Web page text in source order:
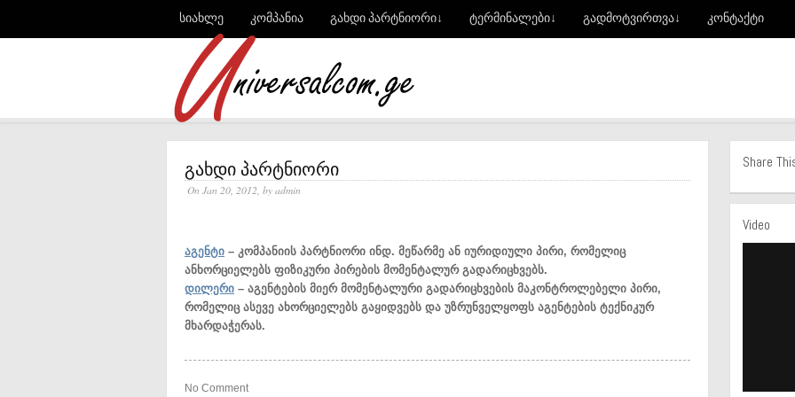
სიახლე კომპანია გახდი პარტნიორი↓ ტერმინალები↓ გადმოტვირთვა↓ კონტაქტი
გახდი პარტნიორი
On Jan 20, 2012, by admin
აგენტი – კომპანიის პარტნიორი ინდ. მეწარმე ან იურიდიული პირი, რომელიც
ანხორციელებს ფიზიკური პირების მომენტალურ გადარიცხვებს.
დილერი – აგენტების მიერ მომენტალური გადარიცხვების მაკონტროლებელი პირი,
რომელიც ასევე ახორციელებს გაყიდვებს და უზრუნველყოფს აგენტების ტექნიკურ
მხარდაჭერას.
No Comment
Share
Video